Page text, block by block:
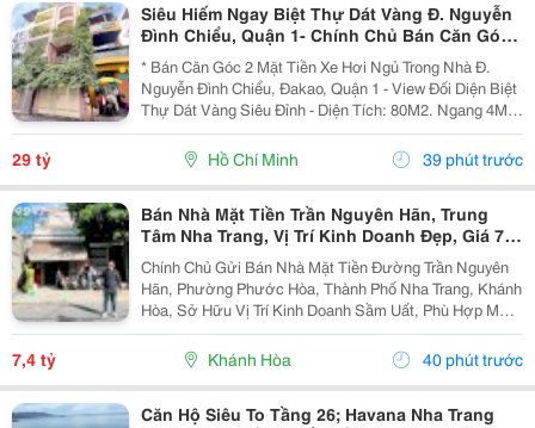
Siêu Hiếm Ngay Biệt Thự Dát Vàng Đ. Nguyễn
Đình Chiểu, Quận 1- Chính Chủ Bán Căn Góc
2 Mặt Tiền Hxh - Dt 4M*20M - Xung Quanh Khu
Trí Thức Cao
* Bán Căn Góc 2 Mặt Tiền Xe Hơi Ngủ Trong Nhà Đ.
Nguyễn Đình Chiểu, Đakao, Quận 1 - View Đối Diện Biệt
Thự Dát Vàng Siêu Đỉnh - Diện Tích: 80M2. Ngang 4M *
20M. - Kết Cấu: 3 Tầng Btct. - Chỉ Cách 2 Căn Ra Mặt
Tiền Lớn - Hxh Thông Nguyễn Ảnh Thủ -...
29 tỷ Hồ Chí Minh 39 phút trước
Bán Nhà Mặt Tiền Trần Nguyên Hãn, Trung
Tâm Nha Trang, Vị Trí Kinh Doanh Đẹp, Giá 7,4
Tỷ
Chính Chủ Gửi Bán Nhà Mặt Tiền Đường Trần Nguyên
Hãn, Phường Phước Hòa, Thành Phố Nha Trang, Khánh
Hòa, Sở Hữu Vị Trí Kinh Doanh Sầm Uất, Phù Hợp Mở
Cửa Hàng, Văn Phòng, Showroom Hoặc Đầu Tư Cho
Thuê Lâu Dài. Thông Tin Chi Tiết. - Địa Chỉ: Số...
7,4 tỷ Khánh Hòa 40 phút trước
Căn Hộ Siêu To Tầng 26; Havana Nha Trang